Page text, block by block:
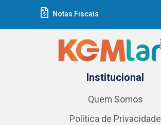
Notas Fiscais
Institucional
Quem Somos
Política de Privacidade